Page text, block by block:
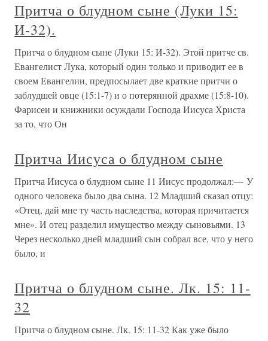
Притча о блудном сыне (Луки 15:
И-32).
Притча о блудном сыне (Луки 15: И-32). Этой притче св.
Евангелист Лука, который один только и приводит ее в
своем Евангелии, предпосылает две краткие притчи о
заблудшей овце (15:1-7) и о потерянной драхме (15:8-10).
Фарисеи и книжники осуждали Господа Иисуса Христа
за то, что Он
Притча Иисуса о блудном сыне
Притча Иисуса о блудном сыне 11 Иисус продолжал:— У
одного человека было два сына. 12 Младший сказал отцу:
«Отец, дай мне ту часть наследства, которая причитается
мне». И отец разделил имущество между сыновьями. 13
Через несколько дней младший сын собрал все, что у него
было, и
Притча о блудном сыне. Лк. 15: 11-
32
Притча о блудном сыне. Лк. 15: 11-32 Как уже было